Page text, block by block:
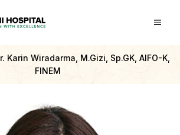
Karin Wiradarma, M.Gizi, Sp.GK, AIFO-K,
FINEM